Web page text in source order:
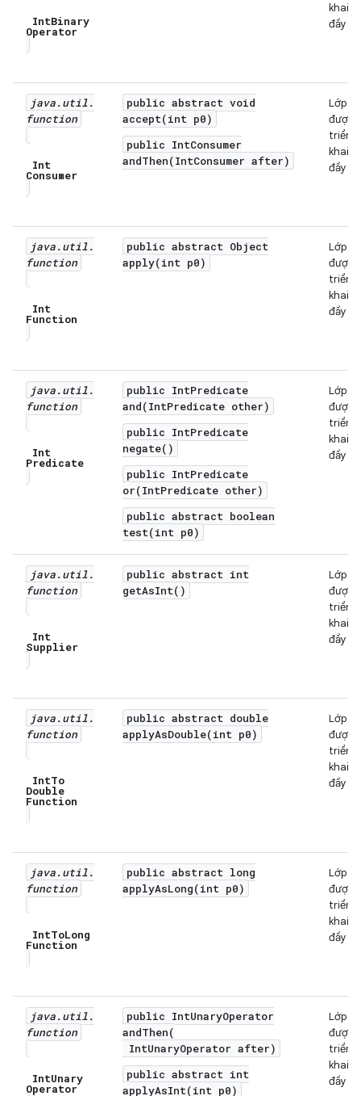
IntBinary
Operator
khai
đầy
java.util.
function
Int
Consumer
public abstract void
accept(int p0)
public IntConsumer
andThen(IntConsumer after)
Lớp
được
triển
khai
đầy
java.util.
function
Int
Function
public abstract Object
apply(int p0)
Lớp
được
triển
khai
đầy
java.util.
function
Int
Predicate
public IntPredicate
and(IntPredicate other)
public IntPredicate
negate()
public IntPredicate
or(IntPredicate other)
public abstract boolean
test(int p0)
Lớp
được
triển
khai
đầy
java.util.
function
Int
Supplier
public abstract int
getAsInt()
Lớp
được
triển
khai
đầy
java.util.
function
IntTo
Double
Function
public abstract double
applyAsDouble(int p0)
Lớp
được
triển
khai
đầy
java.util.
function
IntToLong
Function
public abstract long
applyAsLong(int p0)
Lớp
được
triển
khai
đầy
java.util.
function
IntUnary
Operator
public IntUnaryOperator
andThen(
IntUnaryOperator after)
public abstract int
applyAsInt(int p0)
Lớp
được
triển
khai
đầy